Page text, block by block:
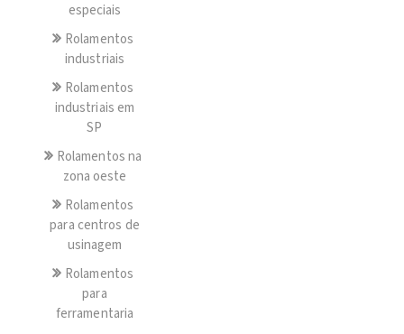
especiais
Rolamentos
industriais
Rolamentos
industriais em
SP
Rolamentos na
zona oeste
Rolamentos
para centros de
usinagem
Rolamentos
para
ferramentaria